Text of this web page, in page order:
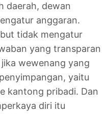
daerah, dewan
anggaran.
tidak mengatur
yang transparan
wewenang yang
yaitu
kantong pribadi. Dan
diri itu